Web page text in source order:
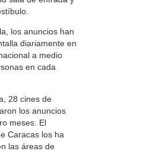
los anuncios han
diariamente en
a medio
en cada
28 cines de
los anuncios
meses. El
Caracas los ha
las áreas de